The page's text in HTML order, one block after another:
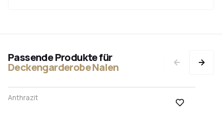
Passende Produkte für
Deckengarderobe Nalen
Pulverbeschichtung
Anthrazit